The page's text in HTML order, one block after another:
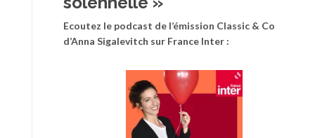
Ecoutez le podcast de l’émission Classic & Co
d’Anna Sigalevitch sur France Inter :